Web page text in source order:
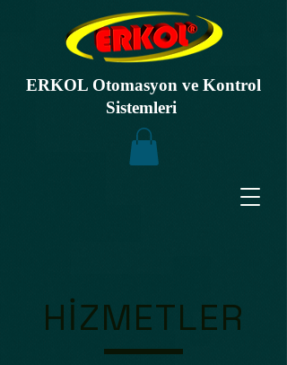
ERKOL Otomasyon ve Kontrol
Sistemleri
HİZMETLER